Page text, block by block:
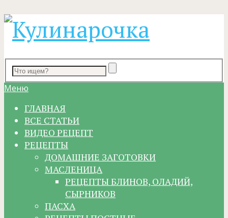
Меню
ГЛАВНАЯ
ВСЕ СТАТЬИ
ВИДЕО РЕЦЕПТ
РЕЦЕПТЫ
ДОМАШНИЕ ЗАГОТОВКИ
МАСЛЕНИЦА
РЕЦЕПТЫ БЛИНОВ, ОЛАДИЙ,
СЫРНИКОВ
ПАСХА